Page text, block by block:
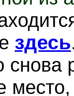
здесь
снова